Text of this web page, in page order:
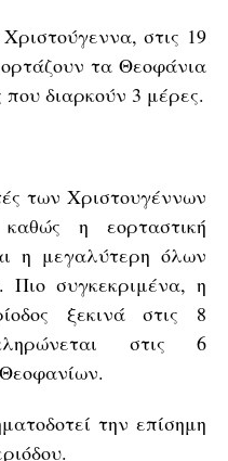
στις 19
τα Θεοφάνια
διαρκούν 3 μέρες.
των Χριστουγέννων
η εορταστική
η μεγαλύτερη όλων
Πιο συγκεκριμένα, η
ξεκινά στις 8
στις 6
την επίσημη